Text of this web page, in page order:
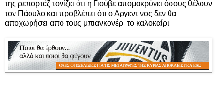
της ρεπορτάζ τονίζει ότι η Γιούβε απομακρύνει όσους θέλουν
τον Πάουλο και προβλέπει ότι ο Αργεντίνος δεν θα
αποχωρήσει από τους μπιανκονέρι το καλοκαίρι.